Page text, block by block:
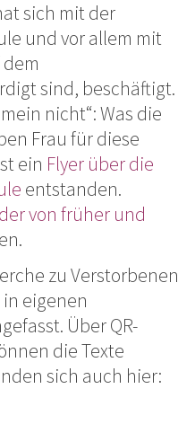
sich mit der
und vor allem mit
sind, beschäftigt.
nicht“: Was die
Frau für diese
ein Flyer über die
entstanden.
von früher und
zu Verstorbenen
eigenen
Über QR-
die Texte
sich auch hier: